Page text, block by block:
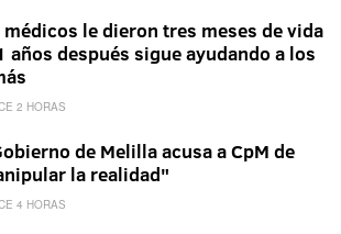
médicos le dieron tres meses de vida
años después sigue ayudando a los
2 HORAS
de Melilla acusa a CpM de
la realidad"
4 HORAS